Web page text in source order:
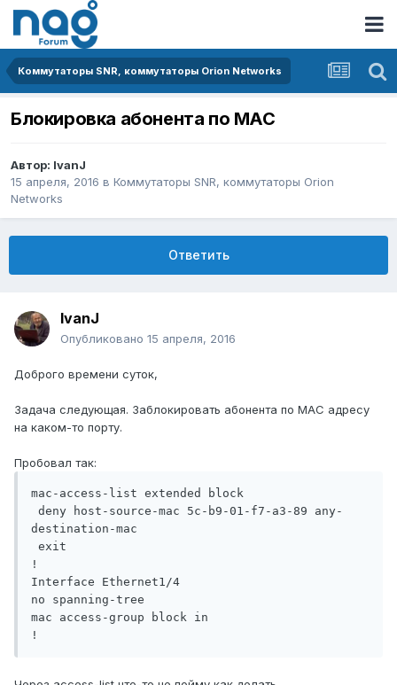
Коммутаторы SNR, коммутаторы Orion Networks
Блокировка абонента по MAC
Автор: IvanJ
15 апреля, 2016 в Коммутаторы SNR, коммутаторы Orion
Networks
Ответить
IvanJ
Опубликовано 15 апреля, 2016
Доброго времени суток,
Задача следующая. Заблокировать абонента по MAC адресу
на каком-то порту.
Пробовал так:
mac-access-list extended block
destination-mac
!
Interface Ethernet1/4
no spanning-tree
mac access-group block in
!